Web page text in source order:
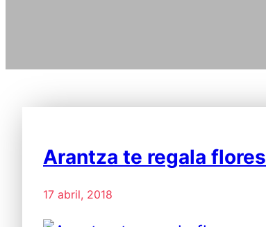
Arantza te regala flores
17 abril, 2018